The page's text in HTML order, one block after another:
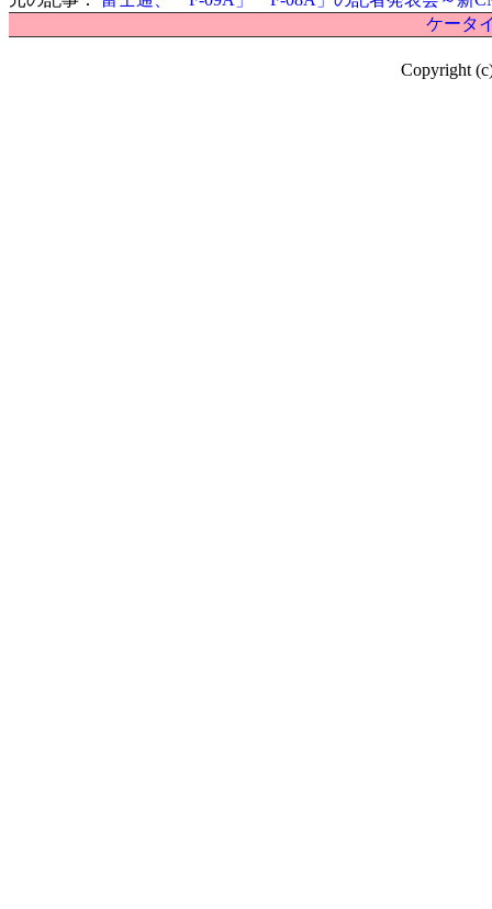
ケータ
Copyright